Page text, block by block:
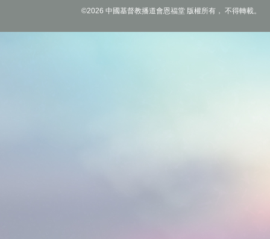
©2026 中國基督教播道會恩福堂 版權所有， 不得轉載。